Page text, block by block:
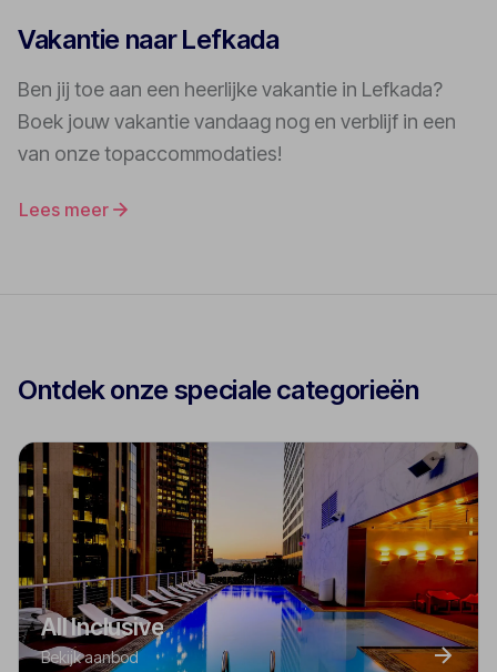
Vakantie naar Lefkada
Ben jij toe aan een heerlijke vakantie in Lefkada?
Boek jouw vakantie vandaag nog en verblijf in een
van onze topaccommodaties!
Lees meer
Ontdek onze speciale categorieën
All Inclusive
Bekijk aanbod